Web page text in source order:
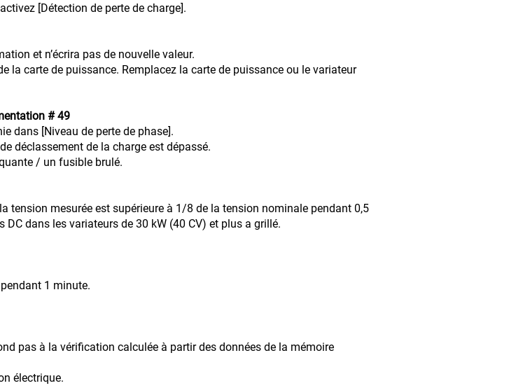
[Détection de perte de charge].
et n’écrira pas de nouvelle valeur.
la carte de puissance. Remplacez la carte de puissance ou le variateur
# 49
dans [Niveau de perte de phase].
de déclassement de la charge est dépassé.
/ un fusible brulé.
tension mesurée est supérieure à 1/8 de la tension nominale pendant 0,5
dans les variateurs de 30 kW (40 CV) et plus a grillé.
1 minute.
pas à la vérification calculée à partir des données de la mémoire
électrique.